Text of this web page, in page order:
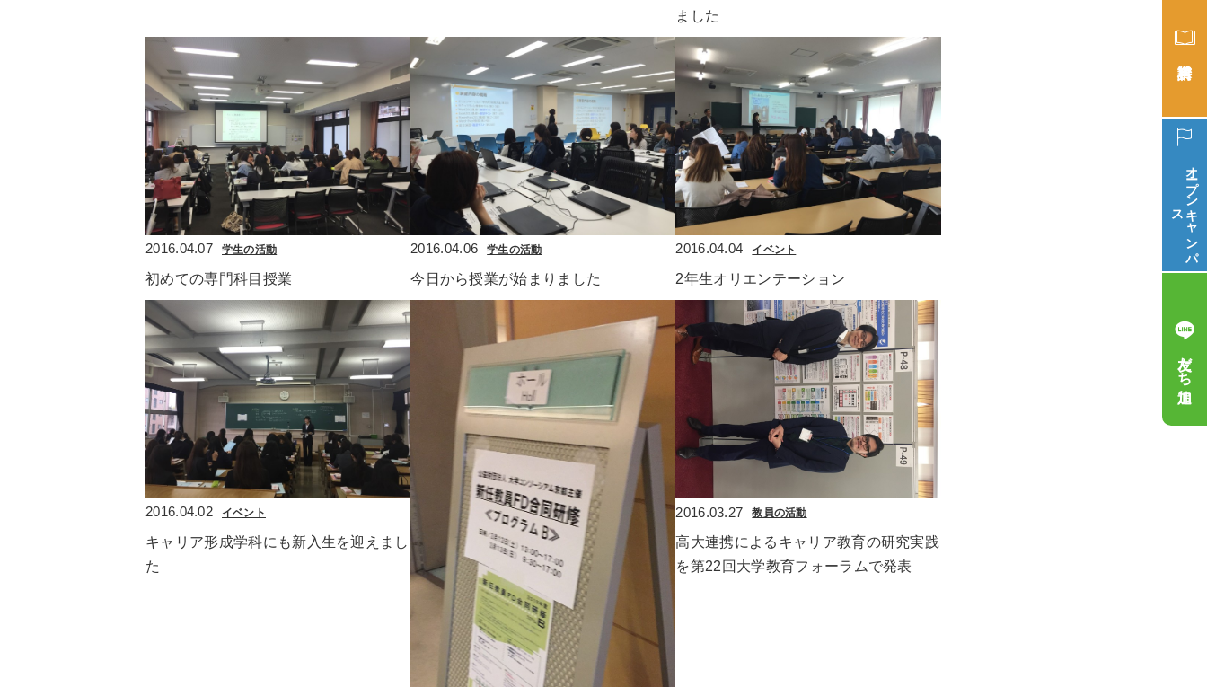
ました
2016.04.07 学生の活動
初めての専門科目授業
2016.04.06 学生の活動
今日から授業が始まりました
2016.04.04 イベント
2年生オリエンテーション
2016.04.02 イベント
キャリア形成学科にも新入生を迎えまし
た
2016.03.27 教員の活動
高大連携によるキャリア教育の研究実践
を第22回大学教育フォーラムで発表
オープン
キ
ャ
ン
パ
ス
友だち追加